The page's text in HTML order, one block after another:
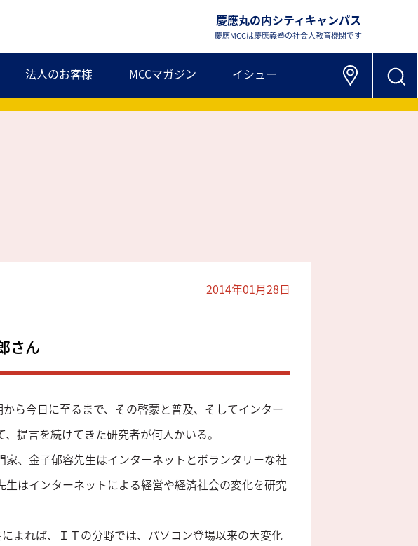
慶應丸の内シティキャンパス
慶應MCCは慶應義塾の社会人教育機関です
法人のお客様 MCCマガジン イシュー
2014年01月28日
さん
ら今日に至るまで、その啓蒙と普及、そしてインター
提言を続けてきた研究者が何人かいる。
、金子郁容先生はインターネットとボランタリーな社
はインターネットによる経営や経済社会の変化を研究
よれば、ＩＴの分野では、パソコン登場以来の大変化